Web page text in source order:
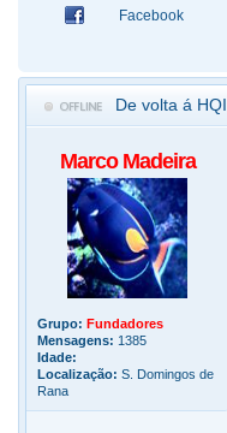
Facebook
De volta á HQI
Marco Madeira
Grupo: Fundadores
Mensagens: 1385
Idade:
Localização: S. Domingos de
Rana